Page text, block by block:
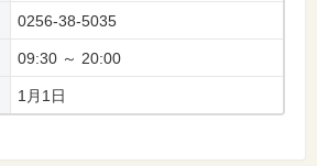
0256-38-5035
09:30 ～ 20:00
1月1日